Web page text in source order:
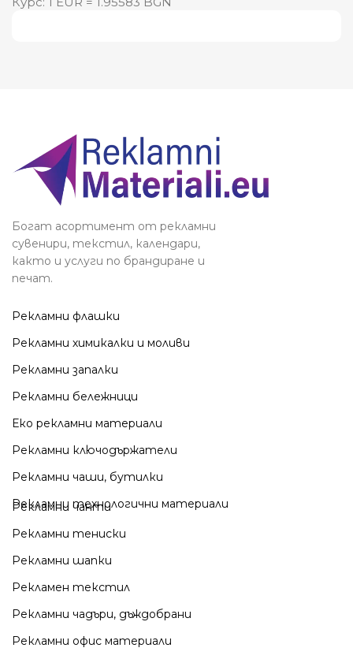
Богат асортимент от рекламни
сувенири, текстил, календари,
както и услуги по брандиране и
печат.
Рекламни флашки
Рекламни химикалки и моливи
Рекламни запалки
Рекламни бележници
Еко рекламни материали
Рекламни ключодържатели
Рекламни чаши, бутилки
Рекламни технологични материали
Рекламни чанти
Рекламни тениски
Рекламни шапки
Рекламен текстил
Рекламни чадъри, дъждобрани
Рекламни офис материали